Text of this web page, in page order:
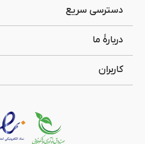
دسترسی سریع
دربارۀ ما
کاربران